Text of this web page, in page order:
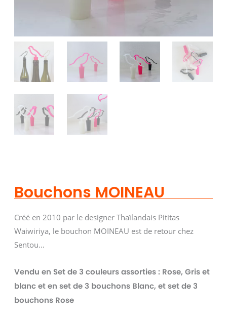
Bouchons MOINEAU
Créé en 2010 par le designer Thaïlandais Pititas
Waiwiriya, le bouchon MOINEAU est de retour chez
Sentou…
Vendu en Set de 3 couleurs assorties : Rose, Gris et
blanc et en set de 3 bouchons Blanc, et set de 3
bouchons Rose